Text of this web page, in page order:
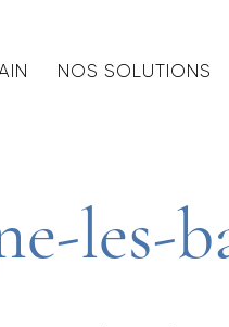
NOS SOLUTIONS
les-